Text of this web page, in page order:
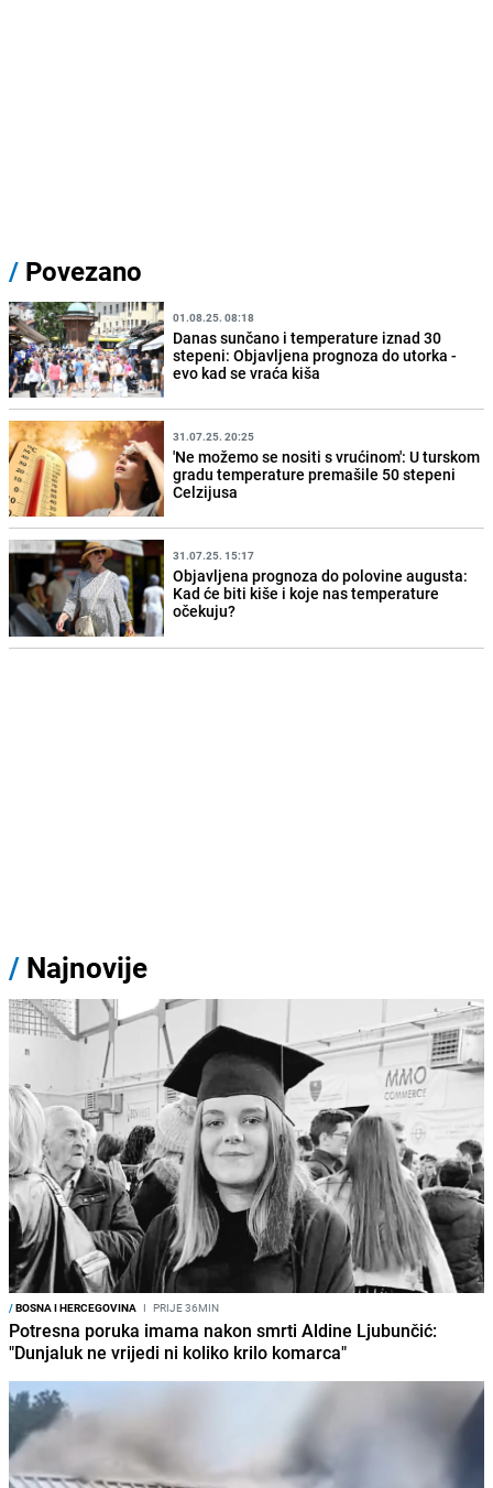
/ Povezano
01.08.25. 08:18
Danas sunčano i temperature iznad 30
stepeni: Objavljena prognoza do utorka -
evo kad se vraća kiša
31.07.25. 20:25
'Ne možemo se nositi s vrućinom': U turskom
gradu temperature premašile 50 stepeni
Celzijusa
31.07.25. 15:17
Objavljena prognoza do polovine augusta:
Kad će biti kiše i koje nas temperature
očekuju?
/ Najnovije
/BOSNA I HERCEGOVINA I PRIJE 36MIN
Potresna poruka imama nakon smrti Aldine Ljubunčić:
"Dunjaluk ne vrijedi ni koliko krilo komarca"